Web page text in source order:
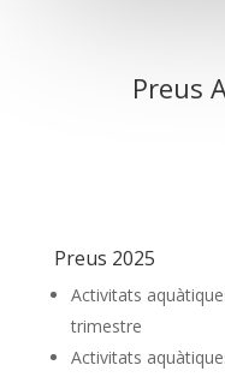
Preus
Preus 2025
Activitats
trimestre
Activitats